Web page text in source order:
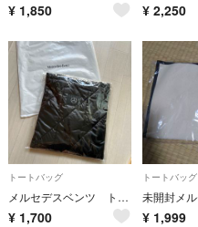
¥ 1,850 ¥ 2,250
トートバッグ
メルセデスベンツ トートバッグ
¥ 1,700
トートバッグ
¥ 1,999